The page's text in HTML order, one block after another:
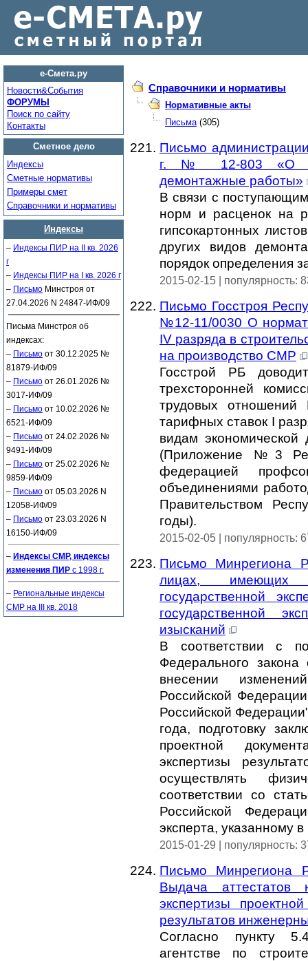
е-Смета.ру
Новости&Cобытия
ФОРУМЫ
Поиск по сайту
Контакты
Сметное дело
Индексы
Сметные нормативы
Примеры смет
Справочники и нормативы
Индексы
– Индексы ПИР на II кв. 2026
г
– Индексы ПИР на I кв. 2026 г
– Письмо Минстроя от
27.04.2026 N 24847-ИФ/09
Письма Минстроя об
индексах:
– Письмо от 30.12.2025 №
81879-ИФ/09
– Письмо от 26.01.2026 №
3017-ИФ/09
– Письмо от 10.02.2026 №
6521-ИФ/09
– Письмо от 24.02.2026 №
9491-ИФ/09
– Письмо от 25.02.2026 №
9859-ИФ/09
– Письмо от 05.03.2026 N
12058-ИФ/09
– Письмо от 23.03.2026 N
16150-ИФ/09
– Индексы СМР, индексы
изменения ПИР с 1998 г.
– Региональные индексы
СМР на III кв. 2018
Справочники и нормативы
Нормативные акты
Письма(305)
Письмо
г. № 12-803 «О
демонтажные работы»
В связи с
норм и расценок на
гипсокартонных
других видов
порядок определения
2015-02-15 | популярность:
Письмо Госстроя
№12-11/0030 О
IV разряда в
на производство СМР
Госстрой РБ
трехсторонней
трудовых отношений
тарифных ставок I
видам
(Приложение №3
федерацией
объединениями
Правительством
годы).
2015-02-05 | популярность:
Письмо Минрегиона
лицах, имеющих
государственной
государственной
изысканий
В соответствии с
Федерального
внесении
Российской
Российской
года, подготовку
проектной
экспертизы
осуществлять
соответствии со
Российской
эксперта, указанному
2015-01-29 | популярность:
Письмо Минрегиона
Выдача аттестатов
экспертизы
результатов
Согласно пункту
агентстве по